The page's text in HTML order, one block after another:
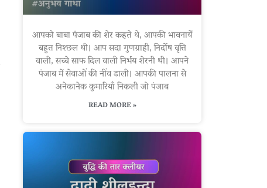
आपको बाबा पंजाब की शेर कहते थे, आपकी भावनायें
बहुत निश्छल थी। आप सदा गुणग्राही, निर्दोष वृत्ति
वाली, सच्चे साफ दिल वाली निर्भय शेरनी थी। आपने
पंजाब में सेवाओं की नींव डाली। आपकी पालना से
अनेकानेक कुमारियाँ निकली जो पंजाब
READ MORE »